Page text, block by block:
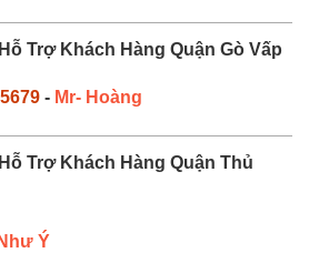
Trợ Khách Hàng Quận Gò Vấp
- Mr- Hoàng
Trợ Khách Hàng Quận Thủ
Ý